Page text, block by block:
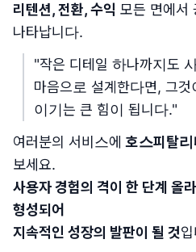
리텐션, 전환, 수익 모든 면에서
나타납니다.
"작은 디테일 하나까지도
마음으로 설계한다면, 그
이기는 큰 힘이 됩니다."
여러분의 서비스에호스피탈리
보세요.
사용자 경험의 격이 한 단계 올
형성되어
지속적인 성장의 발판이 될 것